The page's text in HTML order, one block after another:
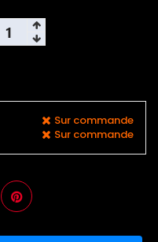
Sur commande
Sur commande